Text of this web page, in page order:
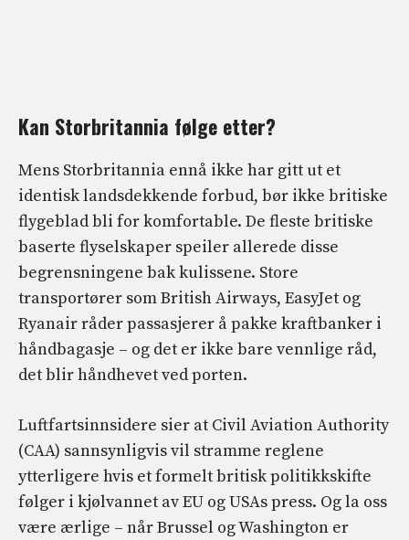
Kan Storbritannia følge etter?
Mens Storbritannia ennå ikke har gitt ut et
identisk landsdekkende forbud, bør ikke britiske
flygeblad bli for komfortable. De fleste britiske
baserte flyselskaper speiler allerede disse
begrensningene bak kulissene. Store
transportører som British Airways, EasyJet og
Ryanair råder passasjerer å pakke kraftbanker i
håndbagasje – og det er ikke bare vennlige råd,
det blir håndhevet ved porten.
Luftfartsinnsidere sier at Civil Aviation Authority
(CAA) sannsynligvis vil stramme reglene
ytterligere hvis et formelt britisk politikkskifte
følger i kjølvannet av EU og USAs press. Og la oss
være ærlige – når Brussel og Washington er